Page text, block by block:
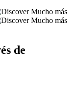
Mucho más
Mucho más
de